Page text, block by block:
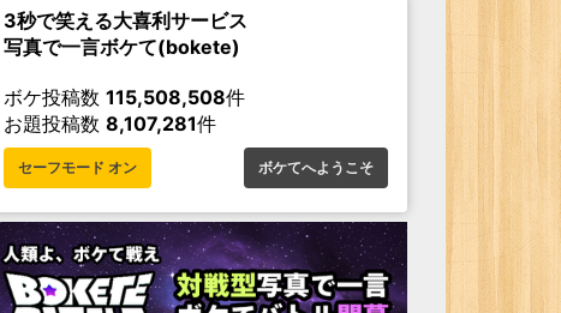
3秒で笑える大喜利サービス
写真で一言ボケて(bokete)
ボケ投稿数 115,508,508件
お題投稿数 8,107,281件
セーフモード オン ボケてへようこそ